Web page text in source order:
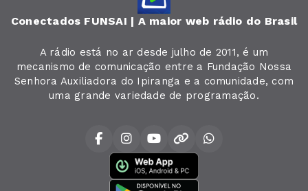
Conectados FUNSAI | A maior web rádio do Brasil
A rádio está no ar desde julho de 2011, é um
mecanismo de comunicação entre a Fundação Nossa
Senhora Auxiliadora do Ipiranga e a comunidade, com
uma grande variedade de programação.